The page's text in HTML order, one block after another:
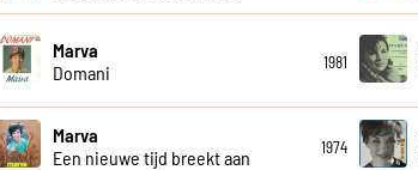
Marva
Domani
1981
Marva
Een nieuwe tijd breekt aan
1974